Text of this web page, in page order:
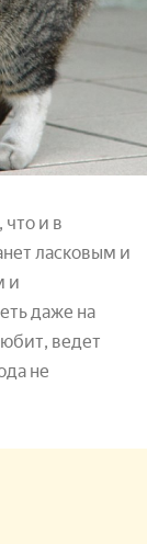
и в
ласковым и
и
даже на
ведет
не